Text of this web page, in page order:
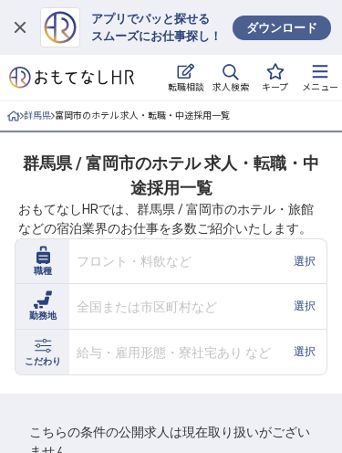
アプリでパッと探せる
スムーズにお仕事探し！
ダウンロード
転職相談 求人検索 キープ メニュー
ログイン
求人・施設を探す
就職・転職 合同説明会
おもてなしHRについて
ご利用の流れ
よくある質問
ホテル・宿泊業界情報コラム
無料 転職サポートに申し込む
群馬県 富岡市のホテル 求人・転職・中途採用一覧
群馬県 / 富岡市のホテル 求人・転職・中
途採用一覧
おもてなしHRでは、群馬県 / 富岡市のホテル・旅館
などの宿泊業界のお仕事を多数ご紹介いたします。
職種
フロント・料飲など 選択
勤務地
全国または市区町村など 選択
こだわり
給与・雇用形態・寮社宅あり など 選択
こちらの条件の公開求人は現在取り扱いがござい